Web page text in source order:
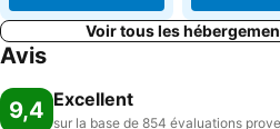
Voir tous les
Avis
9,4 Excellent
sur la base de 854 évaluations